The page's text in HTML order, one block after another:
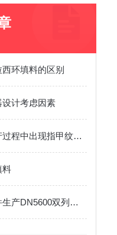
环填料的区别
计考虑因素
氧化铝瓷球生产过程中出现指甲纹缺陷的原因分析及优化处理
料
迪尔设备塔内件生产DN5600双列叶片式空气分布器